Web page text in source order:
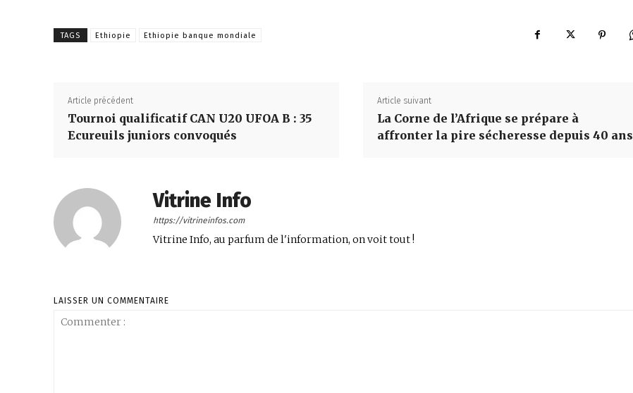
TAGS Ethiopie Ethiopie banque mondiale
Article précédent
Tournoi qualificatif CAN U20 UFOA B : 35
Ecureuils juniors convoqués
Article suivant
La Corne de l’Afrique se prépare à
affronter la pire sécheresse depuis 40 ans
Vitrine Info
https://vitrineinfos.com
Vitrine Info, au parfum de l'information, on voit tout !
LAISSER UN COMMENTAIRE